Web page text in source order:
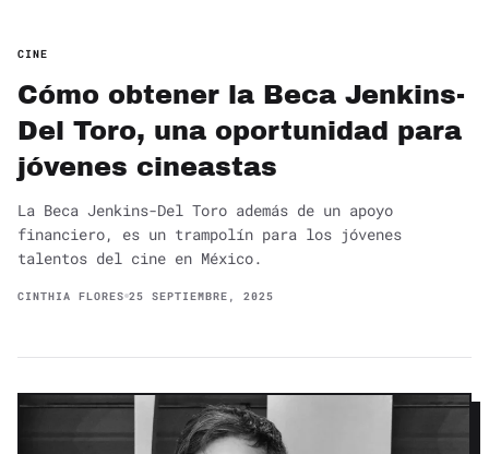
CINE
Cómo obtener la Beca Jenkins-
Del Toro, una oportunidad para
jóvenes cineastas
La Beca Jenkins-Del Toro además de un apoyo
financiero, es un trampolín para los jóvenes
talentos del cine en México.
CINTHIA FLORES 25 SEPTIEMBRE, 2025